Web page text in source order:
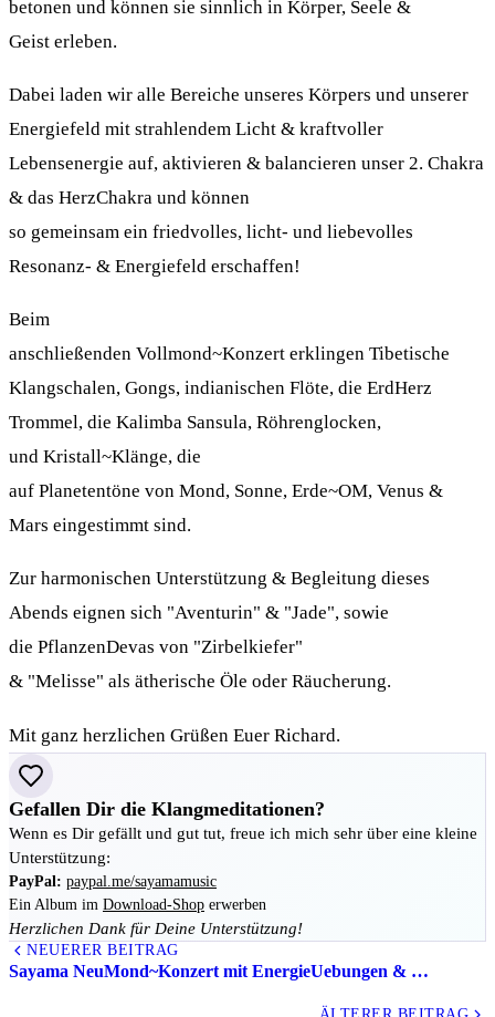
betonen und können sie sinnlich in Körper, Seele &
Geist erleben.
Dabei laden wir alle Bereiche unseres Körpers und unserer
Energiefeld mit strahlendem Licht & kraftvoller
Lebensenergie auf, aktivieren & balancieren unser 2. Chakra
& das HerzChakra und können
so gemeinsam ein friedvolles, licht- und liebevolles
Resonanz- & Energiefeld erschaffen!
Beim
anschließenden Vollmond~Konzert erklingen Tibetische
Klangschalen, Gongs, indianischen Flöte, die ErdHerz
Trommel, die Kalimba Sansula, Röhrenglocken,
und Kristall~Klänge, die
auf Planetentöne von Mond, Sonne, Erde~OM, Venus &
Mars eingestimmt sind.
Zur harmonischen Unterstützung & Begleitung dieses
Abends eignen sich "Aventurin" & "Jade", sowie
die PflanzenDevas von "Zirbelkiefer"
& "Melisse" als ätherische Öle oder Räucherung.
Mit ganz herzlichen Grüßen Euer Richard.
Gefallen Dir die Klangmeditationen?
Wenn es Dir gefällt und gut tut, freue ich mich sehr über eine kleine
Unterstützung:
PayPal: paypal.me/sayamamusic
Ein Album im Download-Shop erwerben
Herzlichen Dank für Deine Unterstützung!
NEUERER BEITRAG
Sayama NeuMond~Konzert mit EnergieUebungen & …